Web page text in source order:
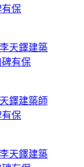
保
鐸建築師
保